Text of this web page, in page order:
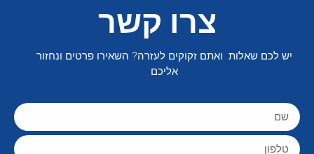
צרו קשר
יש לכם שאלות ואתם זקוקים לעזרה? השאירו פרטים ונחזור
אליכם